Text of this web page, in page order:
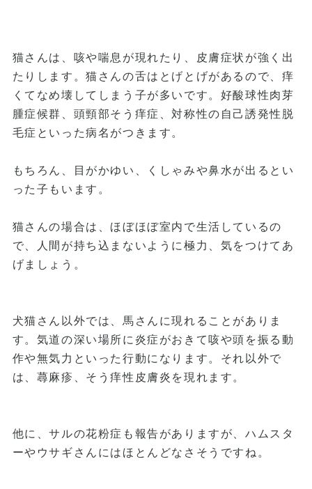
猫さんは、咳や喘息が現れたり、皮膚症状が強く出
たりします。猫さんの舌はとげとげがあるので、痒
くてなめ壊してしまう子が多いです。好酸球性肉芽
腫症候群、頭頸部そう痒症、対称性の自己誘発性脱
毛症といった病名がつきます。
もちろん、目がかゆい、くしゃみや鼻水が出るとい
った子もいます。
猫さんの場合は、ほぼほぼ室内で生活しているの
で、人間が持ち込まないように極力、気をつけてあ
げましょう。
犬猫さん以外では、馬さんに現れることがありま
す。気道の深い場所に炎症がおきて咳や頭を振る動
作や無気力といった行動になります。それ以外で
は、蕁麻疹、そう痒性皮膚炎を現れます。
他に、サルの花粉症も報告がありますが、ハムスタ
ーやウサギさんにはほとんどなさそうですね。